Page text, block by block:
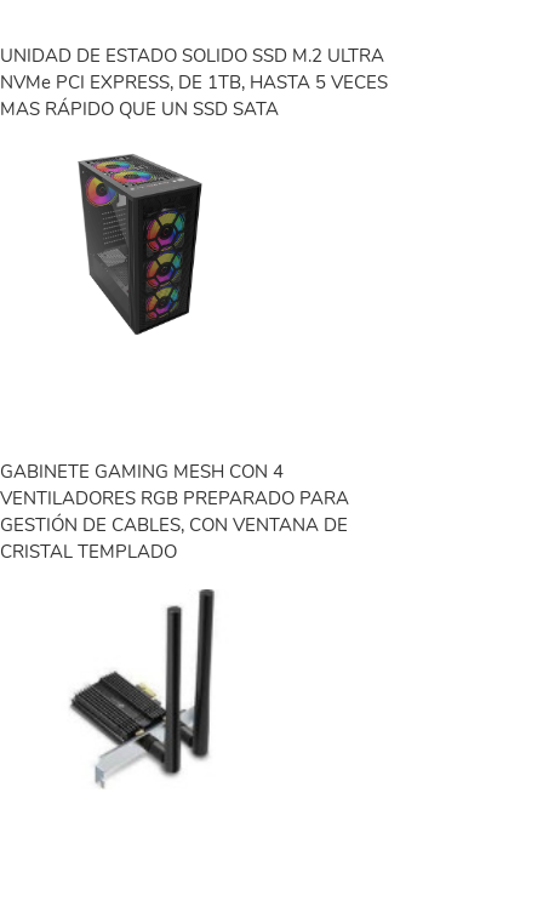
UNIDAD DE ESTADO SOLIDO SSD M.2 ULTRA
NVMe PCI EXPRESS, DE 1TB, HASTA 5 VECES
MAS RÁPIDO QUE UN SSD SATA
GABINETE GAMING MESH CON 4
VENTILADORES RGB PREPARADO PARA
GESTIÓN DE CABLES, CON VENTANA DE
CRISTAL TEMPLADO